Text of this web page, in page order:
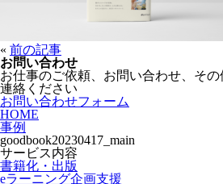
« 前の記事
お問い合わせ
お仕事のご依頼、お問い合わせ、そ
連絡ください
お問い合わせフォーム
HOME
事例
goodbook20230417_main
サービス内容
書籍化・出版
eラーニング企画支援